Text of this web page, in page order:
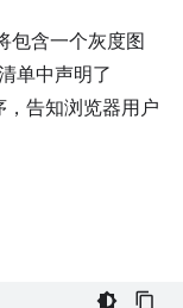
包含一个灰度图
单中声明了
，告知浏览器用户